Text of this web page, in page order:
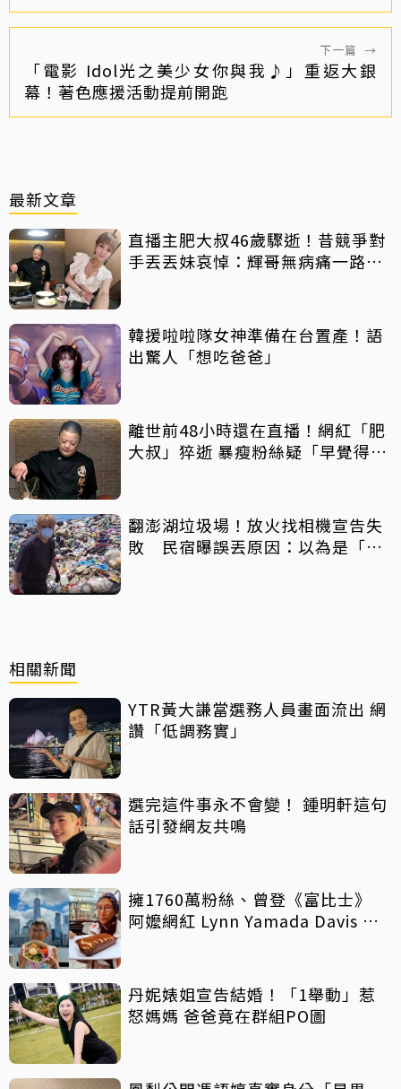
下一篇 →
「電影 Idol光之美少女你與我♪」重返大銀
幕！著色應援活動提前開跑
最新文章
直播主肥大叔46歲驟逝！昔競爭對
手丟丟妹哀悼：輝哥無病痛一路好
韓援啦啦隊女神準備在台置產！語
出驚人「想吃爸爸」
離世前48小時還在直播！網紅「肥
大叔」猝逝 暴瘦粉絲疑「早覺得不
翻澎湖垃圾場！放火找相機宣告失
敗 民宿曝誤丟原因：以為是「按
相關新聞
YTR黃大謙當選務人員畫面流出 網
讚「低調務實」
選完這件事永不會變！ 鍾明軒這句
話引發網友共鳴
擁1760萬粉絲、曾登《富比士》
阿嬤網紅 Lynn Yamada Davis 驚
丹妮婊姐宣告結婚！「1舉動」惹
怒媽媽 爸爸竟在群組PO圖